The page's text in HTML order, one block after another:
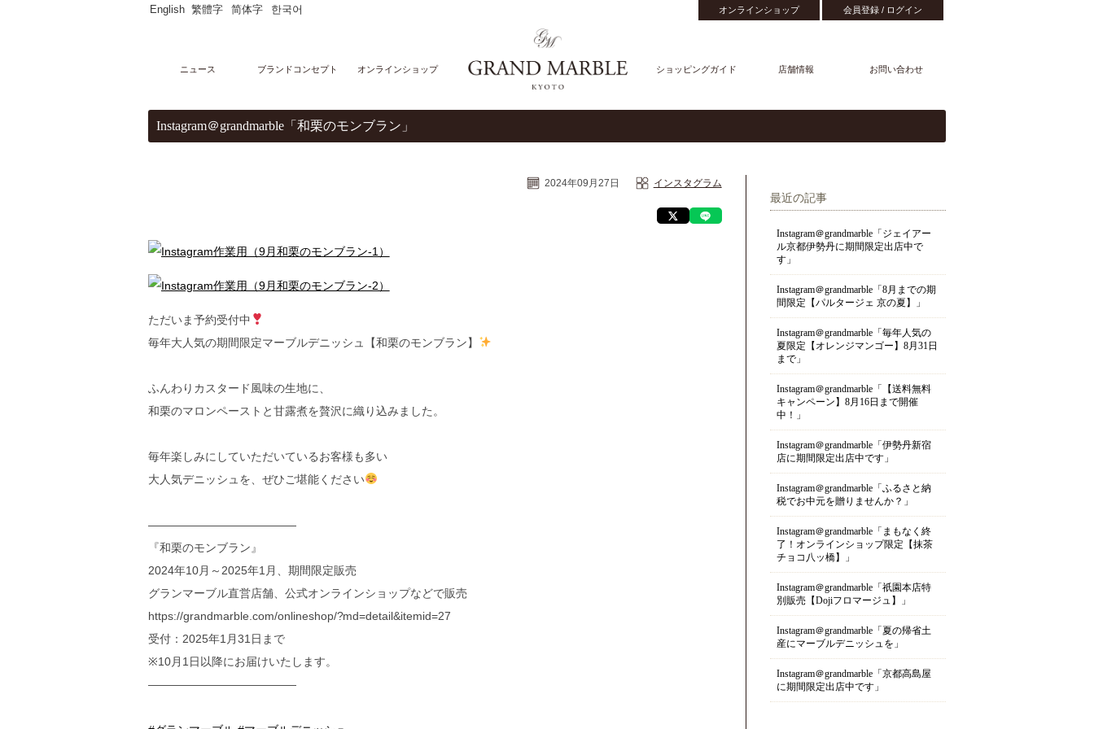
English 繁體字 简体字 한국어 オンラインショップ 会員登録 / ログイン
ニュース ブランドコンセプト オンラインショップ ショッピングガイド 店舗情報 お問い合わせ
オンラインストア
マーブルデニッシュ
グランデニッシュ
ショッピングガイド
贈り物豆知識
店舗・ギャラリー
グランマーブル祇園本店
グランマーブル ファクトリー店
ギャラリーPARC
グランマーブルについて
会社案内
採用情報
プライバシーポリシー
Instagram＠grandmarble「和栗のモンブラン」
最近の記事
Instagram＠grandmarble「ジェイアー
ル京都伊勢丹に期間限定出店中で
す」
Instagram＠grandmarble「8月までの期
間限定【パルタージェ 京の夏】」
Instagram＠grandmarble「毎年人気の
夏限定【オレンジマンゴー】8月31日
まで」
Instagram＠grandmarble「【送料無料
キャンペーン】8月16日まで開催
中！」
Instagram＠grandmarble「伊勢丹新宿
店に期間限定出店中です」
Instagram＠grandmarble「ふるさと納
税でお中元を贈りませんか？」
Instagram＠grandmarble「まもなく終
了！オンラインショップ限定【抹茶
チョコ八ッ橋】」
Instagram＠grandmarble「祇園本店特
別販売【Dojiフロマージュ】」
Instagram＠grandmarble「夏の帰省土
産にマーブルデニッシュを」
Instagram＠grandmarble「京都高島屋
に期間限定出店中です」
2024年09月27日 インスタグラム
ただいま予約受付中
毎年大人気の期間限定マーブルデニッシュ【和栗のモンブラン】
ふんわりカスタード風味の生地に、
和栗のマロンペーストと甘露煮を贅沢に織り込みました。
毎年楽しみにしていただいているお客様も多い
大人気デニッシュを、ぜひご堪能ください
—————————————
『和栗のモンブラン』
2024年10月～2025年1月、期間限定販売
グランマーブル直営店舗、公式オンラインショップなどで販売
https://grandmarble.com/onlineshop/?md=detail&itemid=27
受付：2025年1月31日まで
※10月1日以降にお届けいたします。
—————————————